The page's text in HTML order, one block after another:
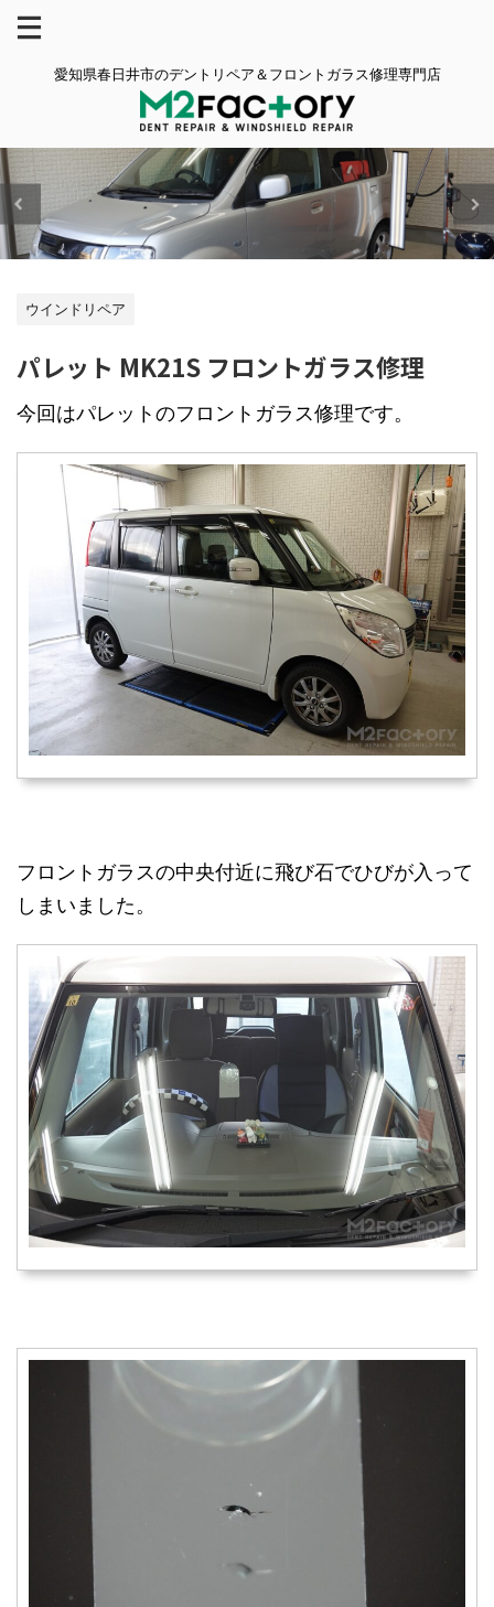
愛知県春日井市のデントリペア＆フロントガラス修理専門店
ウインドリペア
パレット MK21S フロントガラス修理
今回はパレットのフロントガラス修理です。
フロントガラスの中央付近に飛び石でひびが入って
しまいました。